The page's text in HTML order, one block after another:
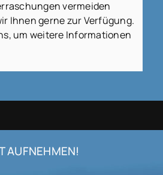
vermeiden
Ihnen gerne zur Verfügung.
um weitere Informationen
AUFNEHMEN!